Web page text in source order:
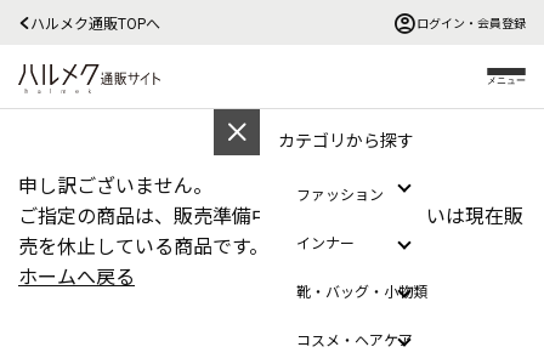
ハルメク通販TOPへ ログイン・会員登録
メニュー
カテゴリから探す
ファッション
インナー
靴・バッグ・小物類
コスメ・ヘアケア
申し訳ございません。
ご指定の商品は、販売準備中、販売終了、あるいは現在販
売を休止している商品です。
ホームへ戻る